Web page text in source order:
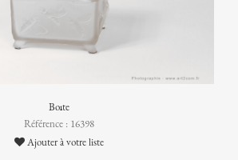
Boîte
Référence : 16398
Ajouter à votre liste